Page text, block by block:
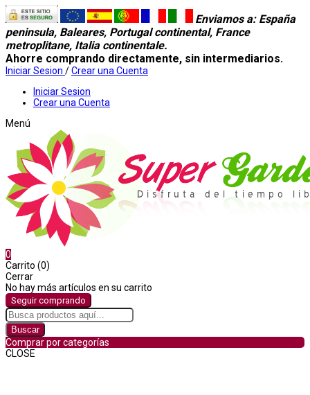
Enviamos a: España
peninsula, Baleares, Portugal continental, France
metroplitane, Italia continentale.
Ahorre comprando directamente, sin intermediarios.
Iniciar Sesion /Crear una Cuenta
Iniciar Sesion
Crear una Cuenta
Menú
0
Carrito (0)
Cerrar
No hay más artículos en su carrito
Seguir comprando
Buscar
Comprar por categorías
CLOSE